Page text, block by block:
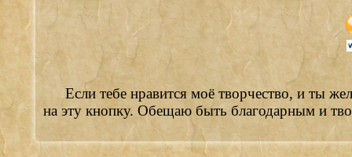
Если тебе нравится моё творчество, и ты
на эту кнопку. Обещаю быть благодарным и